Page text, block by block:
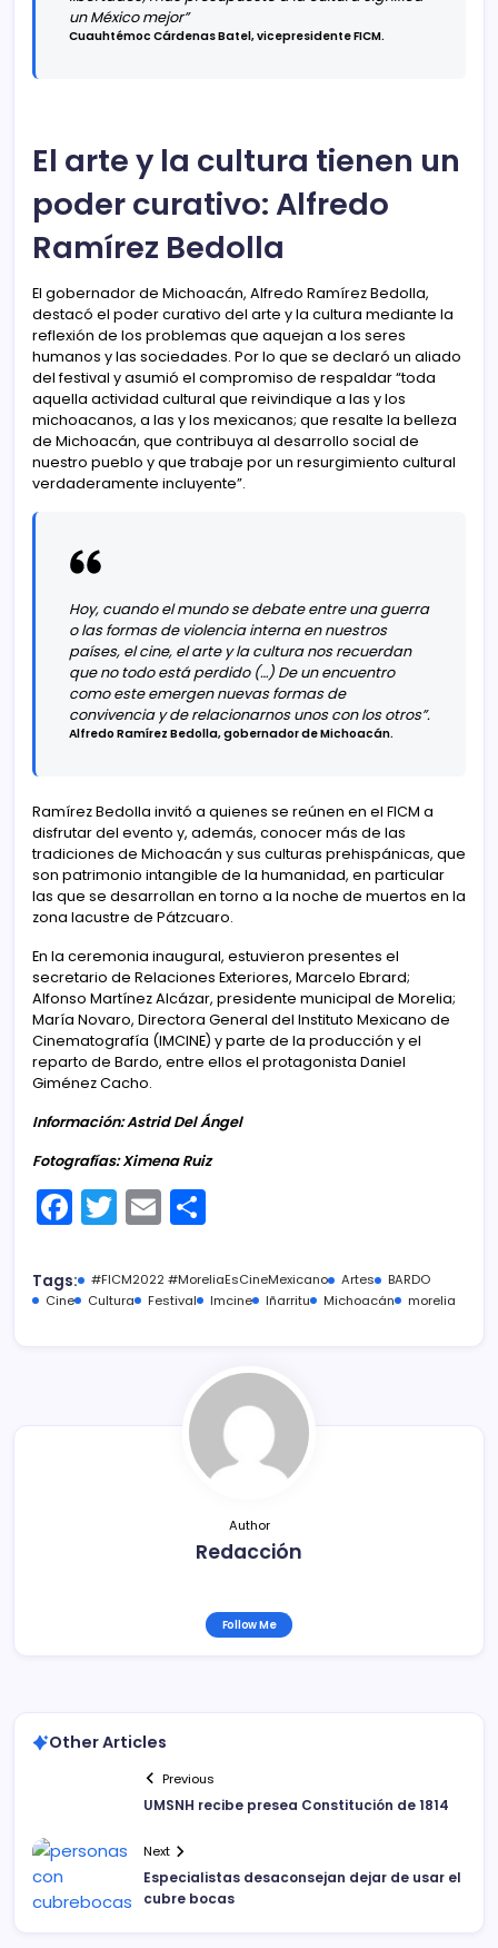
un México mejor”
Cuauhtémoc Cárdenas Batel, vicepresidente FICM.
El arte y la cultura tienen un
poder curativo: Alfredo
Ramírez Bedolla
El gobernador de Michoacán, Alfredo Ramírez Bedolla,
destacó el poder curativo del arte y la cultura mediante la
reflexión de los problemas que aquejan a los seres
humanos y las sociedades. Por lo que se declaró un aliado
del festival y asumió el compromiso de respaldar “toda
aquella actividad cultural que reivindique a las y los
michoacanos, a las y los mexicanos; que resalte la belleza
de Michoacán, que contribuya al desarrollo social de
nuestro pueblo y que trabaje por un resurgimiento cultural
verdaderamente incluyente”.
Hoy, cuando el mundo se debate entre una guerra
o las formas de violencia interna en nuestros
países, el cine, el arte y la cultura nos recuerdan
que no todo está perdido (…) De un encuentro
como este emergen nuevas formas de
convivencia y de relacionarnos unos con los otros”.
Alfredo Ramírez Bedolla, gobernador de Michoacán.
Ramírez Bedolla invitó a quienes se reúnen en el FICM a
disfrutar del evento y, además, conocer más de las
tradiciones de Michoacán y sus culturas prehispánicas, que
son patrimonio intangible de la humanidad, en particular
las que se desarrollan en torno a la noche de muertos en la
zona lacustre de Pátzcuaro.
En la ceremonia inaugural, estuvieron presentes el
secretario de Relaciones Exteriores, Marcelo Ebrard;
Alfonso Martínez Alcázar, presidente municipal de Morelia;
María Novaro, Directora General del Instituto Mexicano de
Cinematografía (IMCINE) y parte de la producción y el
reparto de Bardo, entre ellos el protagonista Daniel
Giménez Cacho.
Información: Astrid Del Ángel
Fotografías: Ximena Ruiz
F
a
c
e
T
w
itt
er
E
m
ai
l
m
p
tir
Tags: #FICM2022 #MoreliaEsCineMexicano Artes
BARDO
Cine
Cultura Festival Imcine Iñarritu Michoacán morelia
Author
Redacción
Follow Me
Other Articles
Previous
UMSNH recibe presea Constitución de 1814
Next
Especialistas desaconsejan dejar de usar el
cubre bocas